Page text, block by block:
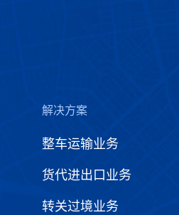
解决方案
整车运输业务
货代进出口业务
转关过境业务